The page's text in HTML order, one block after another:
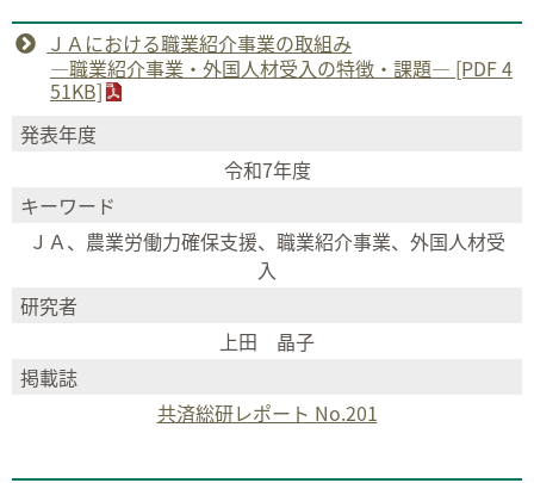
ＪＡにおける職業紹介事業の取組み
―職業紹介事業・外国人材受入の特徴・課題― [PDF 4
51KB]
発表年度
令和7年度
キーワード
ＪＡ、農業労働力確保支援、職業紹介事業、外国人材受
入
研究者
上田 晶子
掲載誌
共済総研レポート No.201